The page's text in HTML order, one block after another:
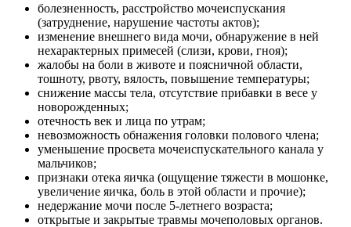
болезненность, расстройство мочеиспускания
(затруднение, нарушение частоты актов);
изменение внешнего вида мочи, обнаружение в ней
нехарактерных примесей (слизи, крови, гноя);
жалобы на боли в животе и поясничной области,
тошноту, рвоту, вялость, повышение температуры;
снижение массы тела, отсутствие прибавки в весе у
новорожденных;
отечность век и лица по утрам;
невозможность обнажения головки полового члена;
уменьшение просвета мочеиспускательного канала у
мальчиков;
признаки отека яичка (ощущение тяжести в мошонке,
увеличение яичка, боль в этой области и прочие);
недержание мочи после 5-летнего возраста;
открытые и закрытые травмы мочеполовых органов.